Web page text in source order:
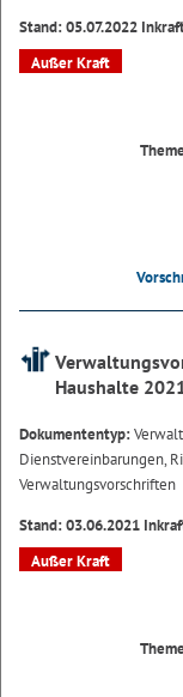
Stand: 05.07.2022
Außer Kraft
Haushalte
Dokumententyp:
Dienstvereinbarungen,
Verwaltungsvorschriften
Stand: 03.06.2021
Außer Kraft